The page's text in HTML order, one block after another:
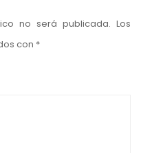
no será publicada. Los
con *